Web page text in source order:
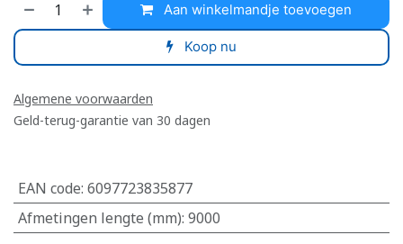
Aan winkelmandje toevoegen
Koop nu
Algemene voorwaarden
Geld-terug-garantie van 30 dagen
EAN code: 6097723835877
Afmetingen lengte (mm): 9000